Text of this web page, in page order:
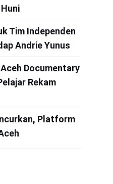
Tim Independen
Andrie Yunus
Documentary
Rekam
Platform